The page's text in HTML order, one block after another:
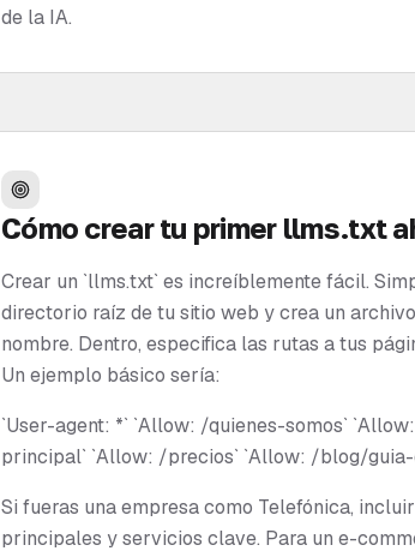
de la IA.
Cómo crear tu primer llms.txt
Crear un `llms.txt` es increíblemente fácil.
directorio raíz de tu sitio web y crea un
nombre. Dentro, especifica las rutas a tus
Un ejemplo básico sería:
`User-agent: *` `Allow: /quienes-somos`
principal` `Allow: /precios` `Allow: /blog/
Si fueras una empresa como Telefónica,
principales y servicios clave. Para un e-